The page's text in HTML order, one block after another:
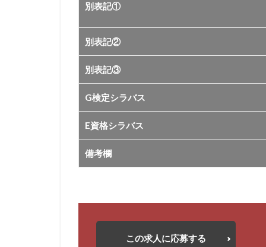
別表記①
別表記②
別表記③
G検定シラバス
E資格シラバス
備考欄
この求人に応募する